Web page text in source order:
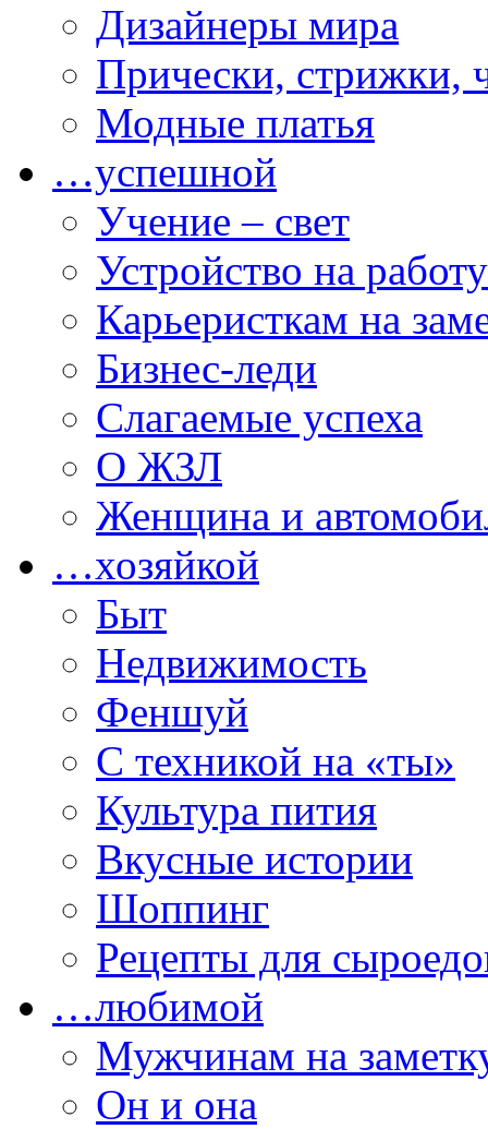
Дизайнеры мира
Прически, стрижки,
Модные платья
…успешной
Учение – свет
Устройство на работу
Карьеристкам на
Бизнес-леди
Слагаемые успеха
О ЖЗЛ
Женщина и
…хозяйкой
Быт
Недвижимость
Феншуй
С техникой на «ты»
Культура пития
Вкусные истории
Шоппинг
Рецепты для
…любимой
Мужчинам на
Он и она